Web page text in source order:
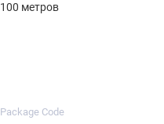
100 метров
Package Code